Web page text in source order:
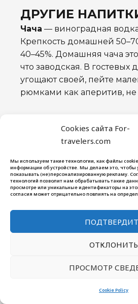
Cookies сайта For-
travelers.com
Мы используем такие технологии, как файлы
информации об устройстве. Мы делаем это, чтобы
показывать (не)персонализированную рекламу.
технологий позволит нам обрабатывать такие
просмотре или уникальные идентификаторы на
согласия может отрицательно повлиять на
ОТКЛОНИТЬ
ПРОСМОТР
Cookie Policy
ДРУГИЕ
Чача — виноградная
Крепкость домашней
40–45%. Домашняя чача
что заводская. В гостевых
угощают своей, пейте
рюмками как аперитив, не
грузинские газировки с
историей. Вкусы: эстрагон
крем-сода, шоколад.
зелёного цвета и спорный
попробуйте. Продаётся в
1–2 лари за бутылку.
— кисломолочный
освежает в жару.
— растят
изысканный, но свой.